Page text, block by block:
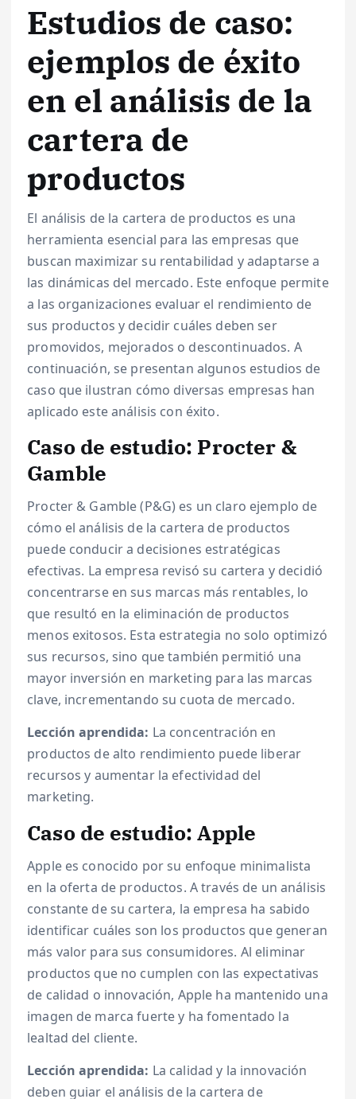
Estudios de caso:
ejemplos de éxito
en el análisis de la
cartera de
productos
El análisis de la cartera de productos es una
herramienta esencial para las empresas que
buscan maximizar su rentabilidad y adaptarse a
las dinámicas del mercado. Este enfoque permite
a las organizaciones evaluar el rendimiento de
sus productos y decidir cuáles deben ser
promovidos, mejorados o descontinuados. A
continuación, se presentan algunos estudios de
caso que ilustran cómo diversas empresas han
aplicado este análisis con éxito.
Caso de estudio: Procter &
Gamble
Procter & Gamble (P&G) es un claro ejemplo de
cómo el análisis de la cartera de productos
puede conducir a decisiones estratégicas
efectivas. La empresa revisó su cartera y decidió
concentrarse en sus marcas más rentables, lo
que resultó en la eliminación de productos
menos exitosos. Esta estrategia no solo optimizó
sus recursos, sino que también permitió una
mayor inversión en marketing para las marcas
clave, incrementando su cuota de mercado.
Lección aprendida: La concentración en
productos de alto rendimiento puede liberar
recursos y aumentar la efectividad del
marketing.
Caso de estudio: Apple
Apple es conocido por su enfoque minimalista
en la oferta de productos. A través de un análisis
constante de su cartera, la empresa ha sabido
identificar cuáles son los productos que generan
más valor para sus consumidores. Al eliminar
productos que no cumplen con las expectativas
de calidad o innovación, Apple ha mantenido una
imagen de marca fuerte y ha fomentado la
lealtad del cliente.
Lección aprendida: La calidad y la innovación
deben guiar el análisis de la cartera de